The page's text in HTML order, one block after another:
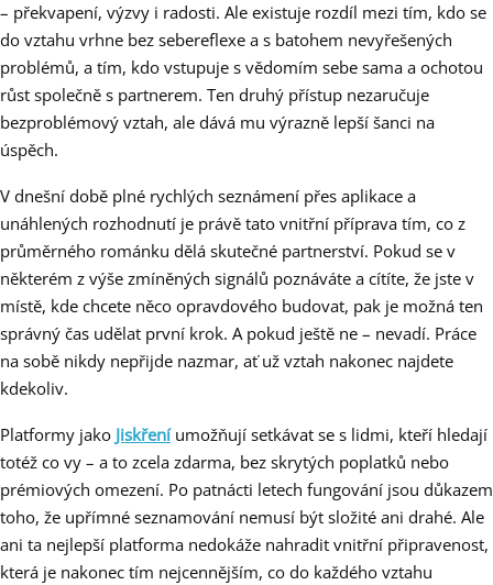
– překvapení, výzvy i radosti. Ale existuje rozdíl mezi tím, kdo se
do vztahu vrhne bez sebereflexe a s batohem nevyřešených
problémů, a tím, kdo vstupuje s vědomím sebe sama a ochotou
růst společně s partnerem. Ten druhý přístup nezaručuje
bezproblémový vztah, ale dává mu výrazně lepší šanci na
úspěch.
V dnešní době plné rychlých seznámení přes aplikace a
unáhlených rozhodnutí je právě tato vnitřní příprava tím, co z
průměrného románku dělá skutečné partnerství. Pokud se v
některém z výše zmíněných signálů poznáváte a cítíte, že jste v
místě, kde chcete něco opravdového budovat, pak je možná ten
správný čas udělat první krok. A pokud ještě ne – nevadí. Práce
na sobě nikdy nepřijde nazmar, ať už vztah nakonec najdete
kdekoliv.
Platformy jako Jiskřeníumožňují setkávat se s lidmi, kteří hledají
totéž co vy – a to zcela zdarma, bez skrytých poplatků nebo
prémiových omezení. Po patnácti letech fungování jsou důkazem
toho, že upřímné seznamování nemusí být složité ani drahé. Ale
ani ta nejlepší platforma nedokáže nahradit vnitřní připravenost,
která je nakonec tím nejcennějším, co do každého vztahu